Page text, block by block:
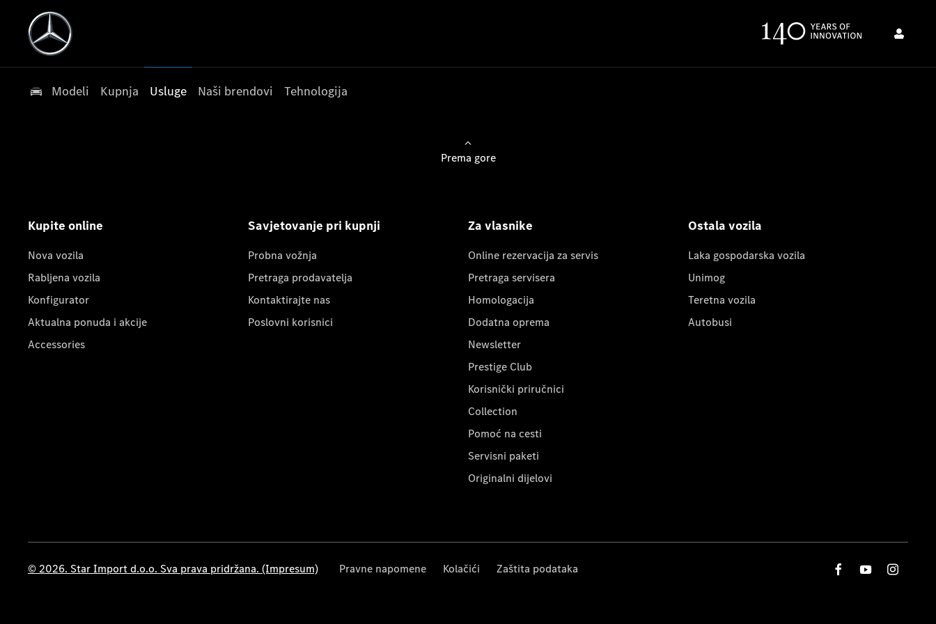
Modeli Kupnja Usluge Naši brendovi Tehnologija
Prema gore
Kupite online
Nova vozila
Rabljena vozila
Konfigurator
Aktualna ponuda i akcije
Accessories
Savjetovanje pri kupnji
Probna vožnja
Pretraga prodavatelja
Kontaktirajte nas
Poslovni korisnici
Za vlasnike
Online rezervacija za servis
Pretraga servisera
Homologacija
Dodatna oprema
Newsletter
Prestige Club
Korisnički priručnici
Collection
Pomoć na cesti
Servisni paketi
Originalni dijelovi
Ostala vozila
Laka gospodarska vozila
Unimog
Teretna vozila
Autobusi
© 2026. Star Import d.o.o. Sva prava pridržana. (Impresum) Pravne napomene Kolačići Zaštita podataka